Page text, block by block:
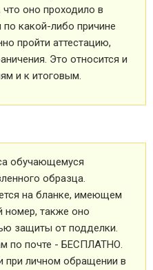
что оно проходило в
какой-либо причине
пройти аттестацию,
Это относится и
и к итоговым.
обучающемуся
образца.
на бланке, имеющем
номер, также оно
защиты от подделки.
по почте - БЕСПЛАТНО.
при личном обращении в